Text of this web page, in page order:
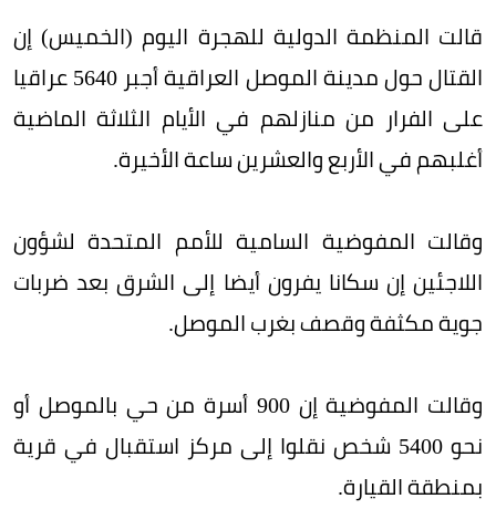
قالت المنظمة الدولية للهجرة اليوم (الخميس) إن
القتال حول مدينة الموصل العراقية أجبر 5640 عراقيا
على الفرار من منازلهم في الأيام الثلاثة الماضية
أغلبهم في الأربع والعشرين ساعة الأخيرة.
وقالت المفوضية السامية للأمم المتحدة لشؤون
اللاجئين إن سكانا يفرون أيضا إلى الشرق بعد ضربات
جوية مكثفة وقصف بغرب الموصل.
وقالت المفوضية إن 900 أسرة من حي بالموصل أو
نحو 5400 شخص نقلوا إلى مركز استقبال في قرية
بمنطقة القيارة.